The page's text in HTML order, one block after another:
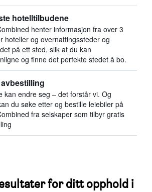
hotelltilbudene
henter informasjon fra over 3
hoteller og overnattingssteder og
på ett sted, slik at du kan
og finne det perfekte stedet å bo.
kan endre seg – det forstår vi. Og
du søke etter og bestille leiebiler på
fra selskaper som tilbyr gratis
for ditt opphold i